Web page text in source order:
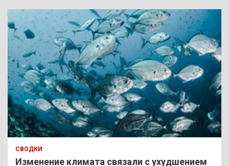
СВОДКИ
Изменение климата связали с ухудшением